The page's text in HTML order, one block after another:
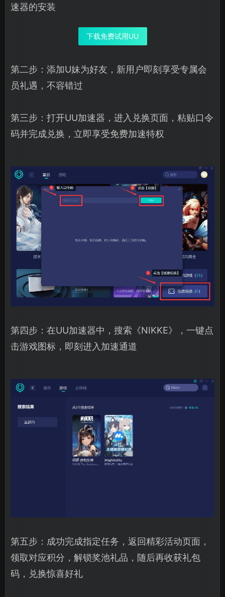
速器的安装
下载免费试用UU
第二步：添加U妹为好友，新用户即刻享受专属会
员礼遇，不容错过
第三步：打开UU加速器，进入兑换页面，粘贴口令
码并完成兑换，立即享受免费加速特权
第四步：在UU加速器中，搜索《NIKKE》，一键点
击游戏图标，即刻进入加速通道
第五步：成功完成指定任务，返回精彩活动页面，
领取对应积分，解锁奖池礼品，随后再收获礼包
码，兑换惊喜好礼